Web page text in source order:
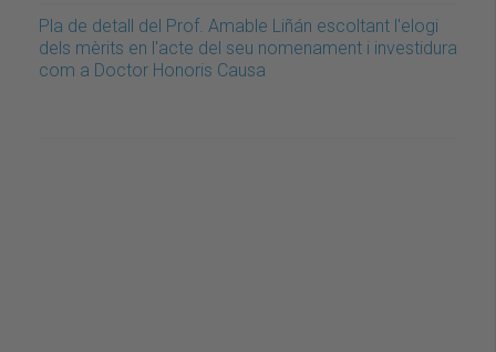
Pla de detall del Prof. Amable Liñán escoltant l'elogi
dels mèrits en l'acte del seu nomenament i investidura
com a Doctor Honoris Causa